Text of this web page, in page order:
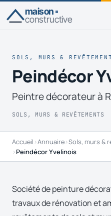
maison
constructive
SOLS, MURS &
Peindécor
Peintre décorateur à
SOLS, MURS & REVÊTEMENTS
Accueil ›Annuaire›Sols, murs &
›Peindécor Yvelinois
Société de peinture
travaux de rénovation et